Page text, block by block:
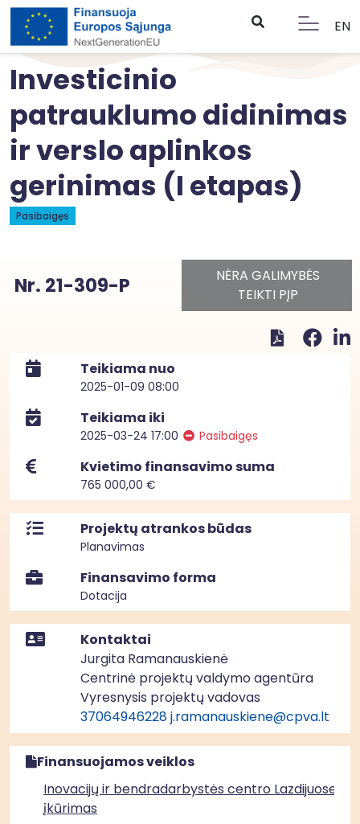
EN
Investicinio
patrauklumo didinimas
ir verslo aplinkos
gerinimas (I etapas)
Pasibaigęs
Nr. 21-309-P
NĖRA GALIMYBĖS
TEIKTI PĮP
Teikiama nuo
2025-01-09 08:00
Teikiama iki
2025-03-24 17:00 Pasibaigęs
Kvietimo finansavimo suma
765 000,00 €
Projektų atrankos būdas
Planavimas
Finansavimo forma
Dotacija
Kontaktai
Jurgita Ramanauskienė
Centrinė projektų valdymo agentūra
Vyresnysis projektų vadovas
37064946228j.ramanauskiene@cpva.lt
Finansuojamos veiklos
Inovacijų ir bendradarbystės centro Lazdijuose
įkūrimas